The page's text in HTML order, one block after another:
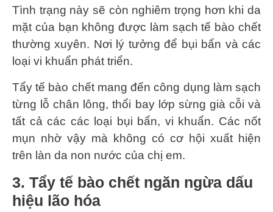
Tình trạng này sẽ còn nghiêm trọng hơn khi da
mặt của bạn không được làm sạch tế bào chết
thường xuyên. Nơi lý tưởng để bụi bẩn và các
loại vi khuẩn phát triển.
Tẩy tế bào chết mang đến công dụng làm sạch
từng lỗ chân lông, thổi bay lớp sừng già cỗi và
tất cả các các loại bụi bẩn, vi khuẩn. Các nốt
mụn nhờ vậy mà không có cơ hội xuất hiện
trên làn da non nước của chị em.
3. Tẩy tế bào chết ngăn ngừa dấu
hiệu lão hóa